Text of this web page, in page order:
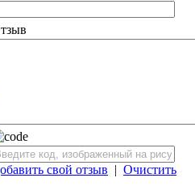
свой отзыв | Очистить